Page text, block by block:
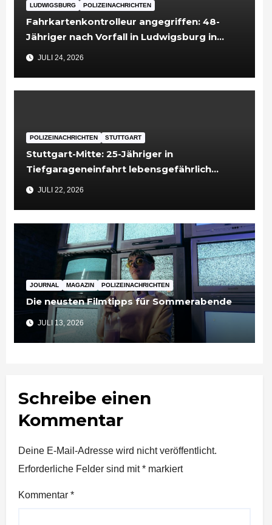
LUDWIGSBURG POLIZEINACHRICHTEN
Fahrkartenkontrolleur angegriffen: 48-
Jähriger nach Vorfall in Ludwigsburg in
Untersuchungshaft
JULI 24, 2026
POLIZEINACHRICHTEN STUTTGART
Stuttgart-Mitte: 25-Jähriger in
Tiefgarageneinfahrt lebensgefährlich
verletzt
JULI 22, 2026
JOURNAL MAGAZIN POLIZEINACHRICHTEN
Die neusten Filmtipps für Sommerabende
JULI 13, 2026
Schreibe einen
Kommentar
Deine E-Mail-Adresse wird nicht veröffentlicht.
Erforderliche Felder sind mit* markiert
Kommentar *